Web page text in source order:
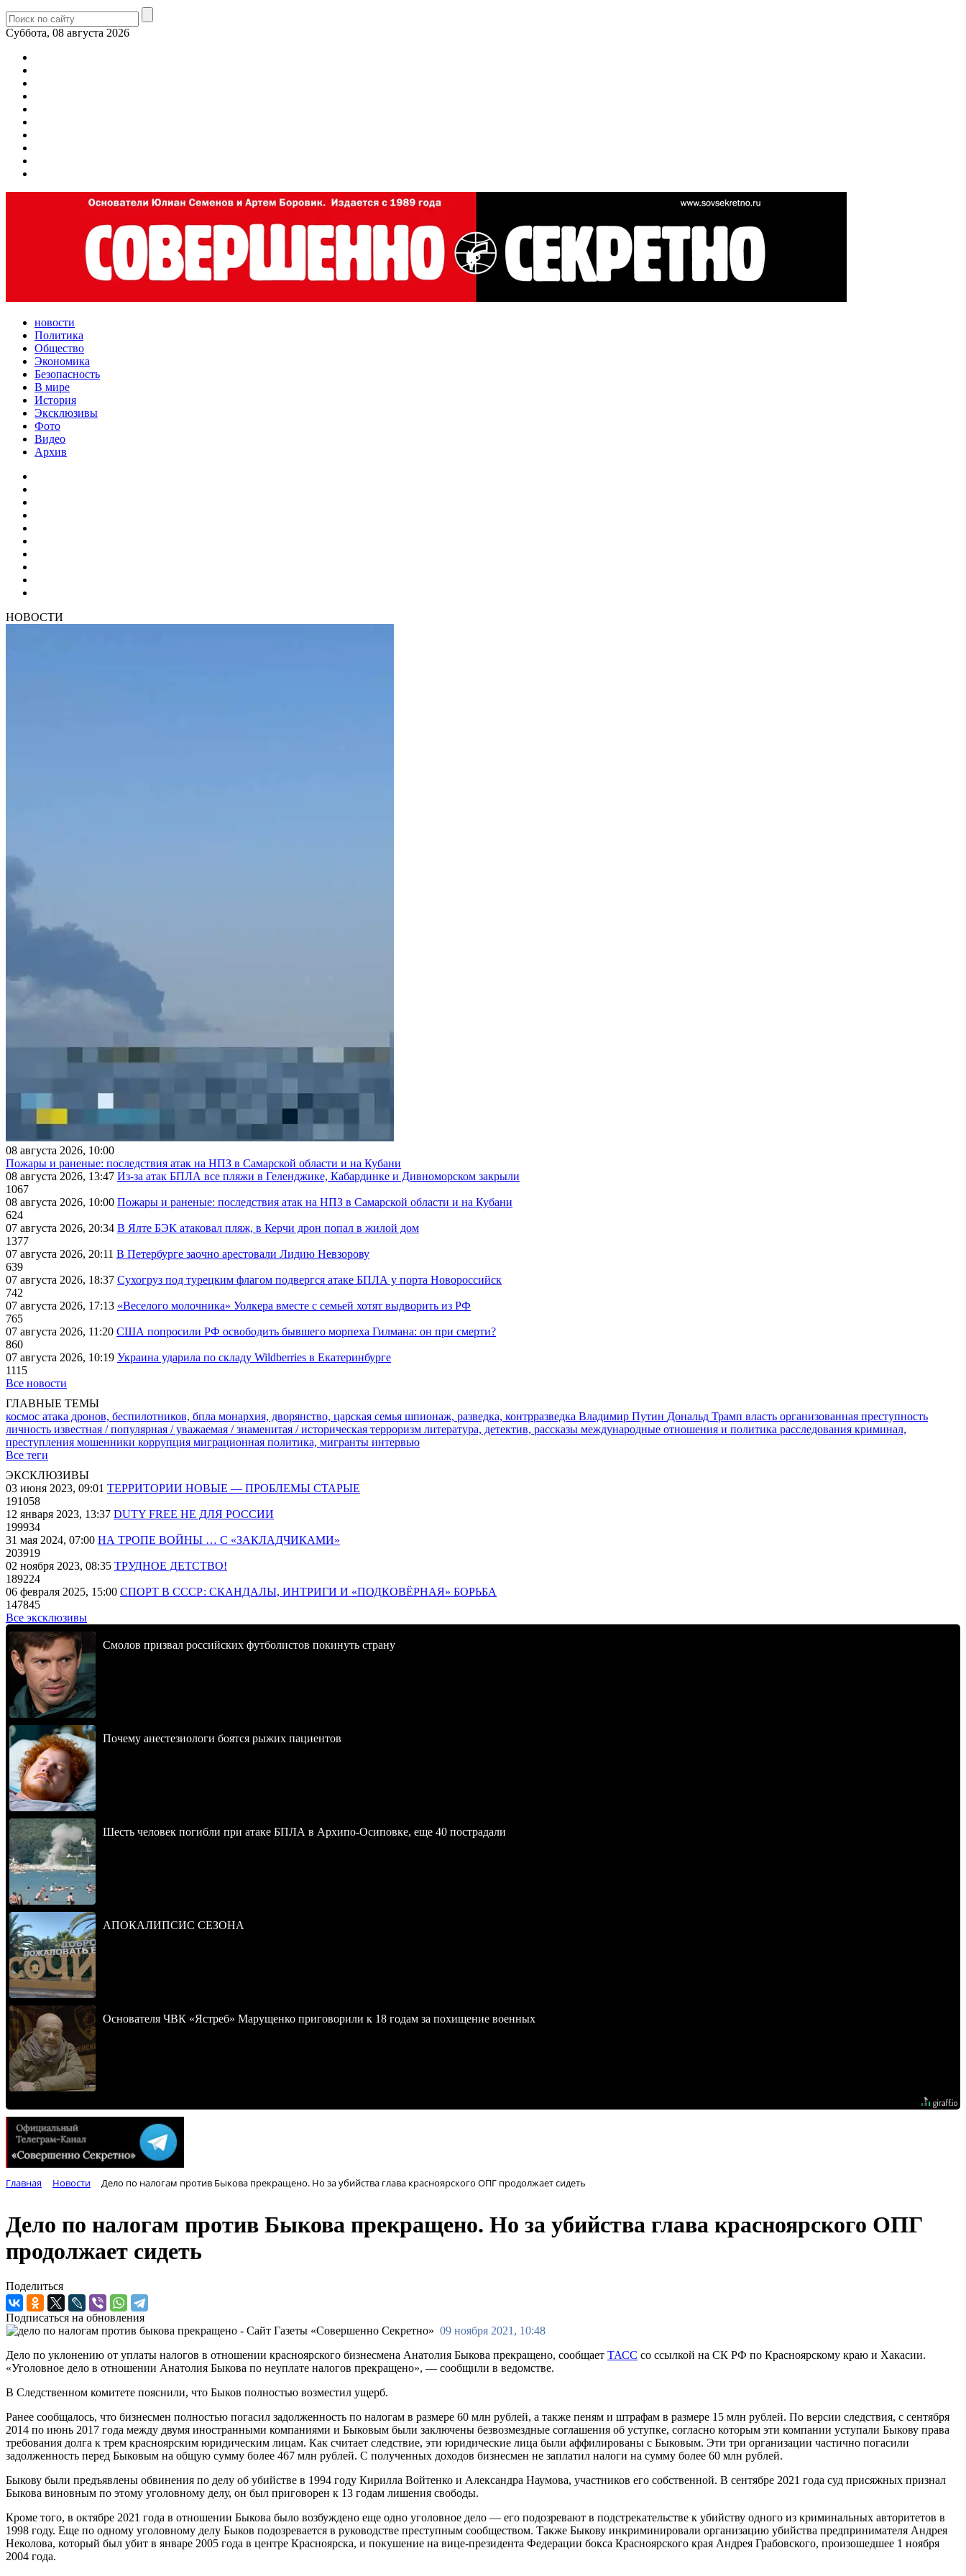
Суббота, 08 августа 2026
новости
Политика
Общество
Экономика
Безопасность
В мире
История
Эксклюзивы
Фото
Видео
Архив
НОВОСТИ
08 августа 2026, 10:00
Пожары и раненые: последствия атак на НПЗ в Самарской области и на Кубани
08 августа 2026, 13:47 Из-за атак БПЛА все пляжи в Геленджике, Кабардинке и Дивноморском закрыли
1067
08 августа 2026, 10:00 Пожары и раненые: последствия атак на НПЗ в Самарской области и на Кубани
624
07 августа 2026, 20:34 В Ялте БЭК атаковал пляж, в Керчи дрон попал в жилой дом
1377
07 августа 2026, 20:11 В Петербурге заочно арестовали Лидию Невзорову
639
07 августа 2026, 18:37 Сухогруз под турецким флагом подвергся атаке БПЛА у порта Новороссийск
742
07 августа 2026, 17:13 «Веселого молочника» Уолкера вместе с семьей хотят выдворить из РФ
765
07 августа 2026, 11:20 США попросили РФ освободить бывшего морпеха Гилмана: он при смерти?
860
07 августа 2026, 10:19 Украина ударила по складу Wildberries в Екатеринбурге
1115
Все новости
ГЛАВНЫЕ ТЕМЫ
космос атака дронов, беспилотников, бпла монархия, дворянство, царская семья шпионаж, разведка, контрразведка Владимир Путин Дональд Трамп власть организованная преступность
личность известная / популярная / уважаемая / знаменитая / историческая терроризм литература, детектив, рассказы международные отношения и политика расследования криминал,
преступления мошенники коррупция миграционная политика, мигранты интервью
Все теги
ЭКСКЛЮЗИВЫ
03 июня 2023, 09:01 ТЕРРИТОРИИ НОВЫЕ — ПРОБЛЕМЫ СТАРЫЕ
191058
12 января 2023, 13:37 DUTY FREE НЕ ДЛЯ РОССИИ
199934
31 мая 2024, 07:00 НА ТРОПЕ ВОЙНЫ … С «ЗАКЛАДЧИКАМИ»
203919
02 ноября 2023, 08:35 ТРУДНОЕ ДЕТСТВО!
189224
06 февраля 2025, 15:00 СПОРТ В СССР: СКАНДАЛЫ, ИНТРИГИ И «ПОДКОВЁРНАЯ» БОРЬБА
147845
Все эксклюзивы
Смолов призвал российских футболистов покинуть страну
Почему анестезиологи боятся рыжих пациентов
Шесть человек погибли при атаке БПЛА в Архипо-Осиповке, еще 40 пострадали
АПОКАЛИПСИС СЕЗОНА
Основателя ЧВК «Ястреб» Марущенко приговорили к 18 годам за похищение военных
Главная Новости Дело по налогам против Быкова прекращено. Но за убийства глава красноярского ОПГ продолжает сидеть
Дело по налогам против Быкова прекращено. Но за убийства глава красноярского ОПГ
продолжает сидеть
Поделиться
Подписаться на обновления
09 ноября 2021, 10:48
Дело по уклонению от уплаты налогов в отношении красноярского бизнесмена Анатолия Быкова прекращено, сообщает ТАСС со ссылкой на СК РФ по Красноярскому краю и Хакасии.
«Уголовное дело в отношении Анатолия Быкова по неуплате налогов прекращено», — сообщили в ведомстве.
В Следственном комитете пояснили, что Быков полностью возместил ущерб.
Ранее сообщалось, что бизнесмен полностью погасил задолженность по налогам в размере 60 млн рублей, а также пеням и штрафам в размере 15 млн рублей. По версии следствия, с сентября
2014 по июнь 2017 года между двумя иностранными компаниями и Быковым были заключены безвозмездные соглашения об уступке, согласно которым эти компании уступали Быкову права
требования долга к трем красноярским юридическим лицам. Как считает следствие, эти юридические лица были аффилированы с Быковым. Эти три организации частично погасили
задолженность перед Быковым на общую сумму более 467 млн рублей. С полученных доходов бизнесмен не заплатил налоги на сумму более 60 млн рублей.
Быкову были предъявлены обвинения по делу об убийстве в 1994 году Кирилла Войтенко и Александра Наумова, участников его собственной. В сентябре 2021 года суд присяжных признал
Быкова виновным по этому уголовному делу, он был приговорен к 13 годам лишения свободы.
Кроме того, в октябре 2021 года в отношении Быкова было возбуждено еще одно уголовное дело — его подозревают в подстрекательстве к убийству одного из криминальных авторитетов в
1998 году. Еще по одному уголовному делу Быков подозревается в руководстве преступным сообществом. Также Быкову инкриминировали организацию убийства предпринимателя Андрея
Неколова, который был убит в январе 2005 года в центре Красноярска, и покушение на вице-президента Федерации бокса Красноярского края Андрея Грабовского, произошедшее 1 ноября
2004 года.